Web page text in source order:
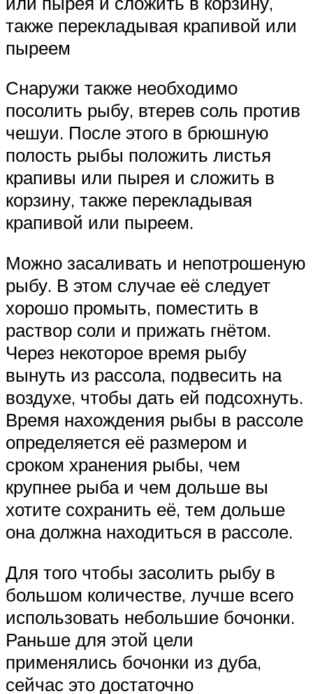
также перекладывая крапивой или
пыреем
Снаружи также необходимо
посолить рыбу, втерев соль против
чешуи. После этого в брюшную
полость рыбы положить листья
крапивы или пырея и сложить в
корзину, также перекладывая
крапивой или пыреем.
Можно засаливать и непотрошеную
рыбу. В этом случае её следует
хорошо промыть, поместить в
раствор соли и прижать гнётом.
Через некоторое время рыбу
вынуть из рассола, подвесить на
воздухе, чтобы дать ей подсохнуть.
Время нахождения рыбы в рассоле
определяется её размером и
сроком хранения рыбы, чем
крупнее рыба и чем дольше вы
хотите сохранить её, тем дольше
она должна находиться в рассоле.
Для того чтобы засолить рыбу в
большом количестве, лучше всего
использовать небольшие бочонки.
Раньше для этой цели
применялись бочонки из дуба,
сейчас это достаточно